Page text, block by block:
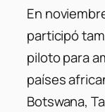
En
participó
piloto para
países
Botswana,